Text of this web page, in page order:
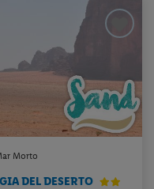
Morto
DEL DESERTO